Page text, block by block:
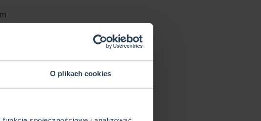
O plikach cookies